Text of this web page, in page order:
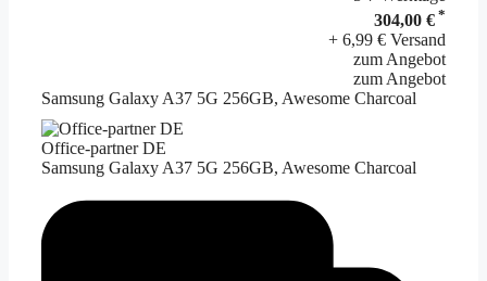
304,00 € *
+ 6,99 € Versand
zum Angebot
zum Angebot
Samsung Galaxy A37 5G 256GB, Awesome Charcoal
Office-partner DE
Samsung Galaxy A37 5G 256GB, Awesome Charcoal